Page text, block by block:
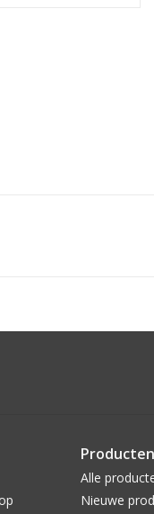
Producten
Alle
Nieuwe